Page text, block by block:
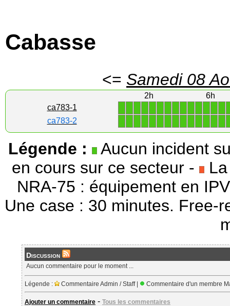
Cabasse
<= Samedi 08
2h
6h
ca783-1
ca783-2
Légende :
Aucun incident
en cours sur ce secteur - La
NRA-75 : équipement en
Une case : 30 minutes. Free-
Discussion
Aucun commentaire pour le moment ...
Légende : Commentaire Admin / Staff | Commentaire d'un membre
Ajouter un commentaire - Tous les commentaires